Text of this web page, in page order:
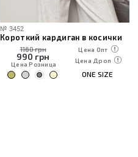
№ 3452
Короткий кардиган в косички
1160 грн
990 грн
Цена Розница
Цена Опт
Цена Дроп
ONE SIZE